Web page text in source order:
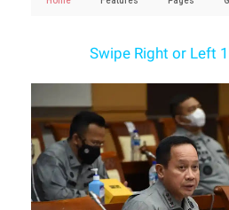
Swipe Right or Left